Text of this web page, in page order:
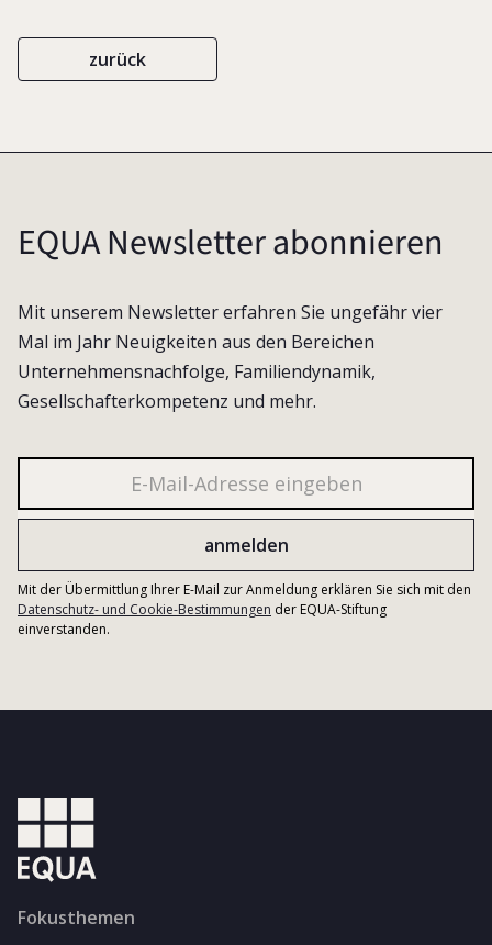
zurück
EQUA Newsletter abonnieren
Mit unserem Newsletter erfahren Sie ungefähr vier
Mal im Jahr Neuigkeiten aus den Bereichen
Unternehmensnachfolge, Familiendynamik,
Gesellschafterkompetenz und mehr.
Mit der Übermittlung Ihrer E-Mail zur Anmeldung erklären Sie sich mit den
Datenschutz- und Cookie-Bestimmungen der EQUA-Stiftung
einverstanden.
Fokusthemen